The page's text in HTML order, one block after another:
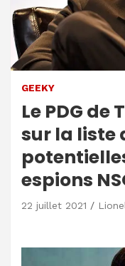
GEEKY
Le PDG
sur la liste
espions
22 juillet 2021 Lionel